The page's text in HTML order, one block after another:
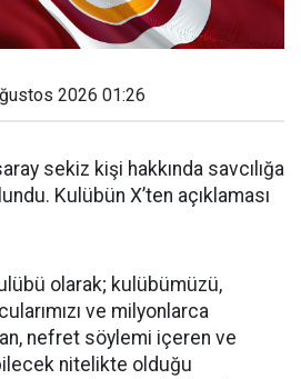
2026 01:26
sekiz kişi hakkında savcılığa
Kulübün X’ten açıklaması
olarak; kulübümüzü,
ve milyonlarca
nefret söylemi içeren ve
nitelikte olduğu